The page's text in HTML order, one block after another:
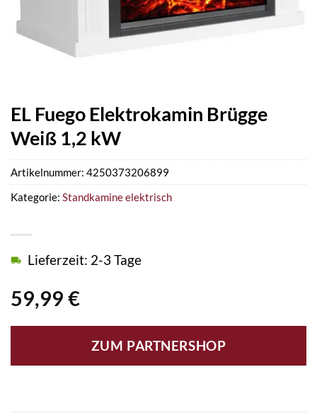
EL Fuego Elektrokamin Brügge
Weiß 1,2 kW
59,99 €
Lieferzeit: 2-3 Tage
ZUM PARTNERSHOP
Artikelnummer: 4250373206899
Kategorie: Standkamine elektrisch